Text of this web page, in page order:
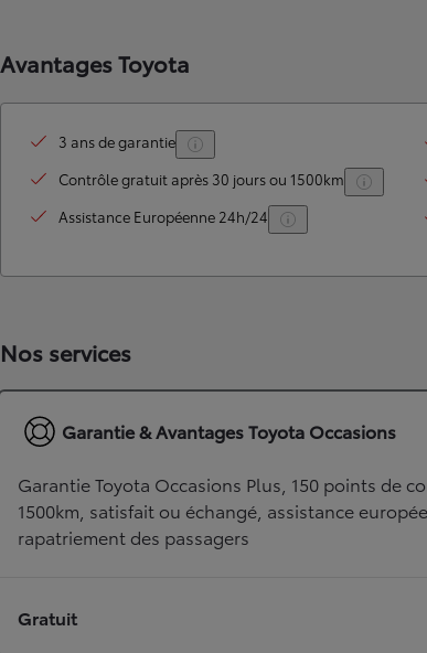
TOYOTA C-HR
HYBRIDE OU HYBRIDE RECHARGEABLE
Avantages Toyota
3 ans de garantie
Contrôle gratuit après 30 jours ou 1500km
Assistance Européenne 24h/24
Nos services
Garantie & Avantages Toyota Occasions
Garantie Toyota Occasions Plus, 150 points de
1500km, satisfait ou échangé, assistance
rapatriement des passagers
Gratuit